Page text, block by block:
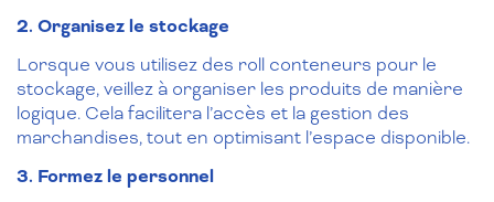
2. Organisez le stockage
Lorsque vous utilisez des roll conteneurs pour le
stockage, veillez à organiser les produits de manière
logique. Cela facilitera l’accès et la gestion des
marchandises, tout en optimisant l’espace disponible.
3. Formez le personnel